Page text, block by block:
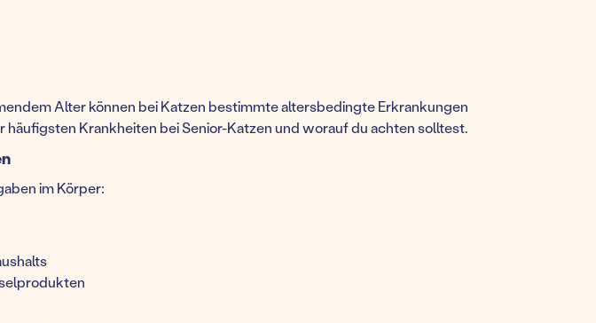
Alter können bei Katzen bestimmte altersbedingte Erkrankungen
Krankheiten bei Senior-Katzen und worauf du achten solltest.
im Körper: